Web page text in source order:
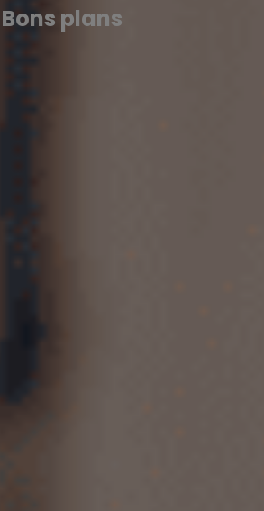
Bons plans